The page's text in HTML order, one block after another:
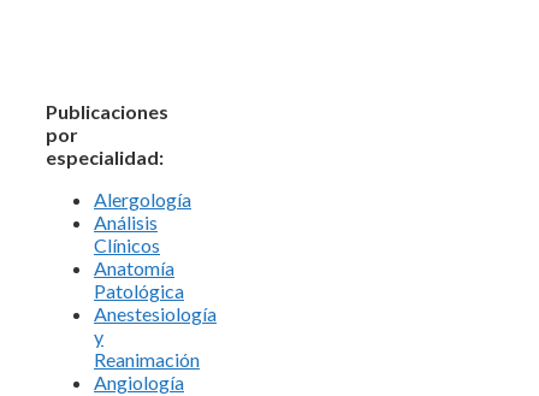
Publicaciones
por
especialidad:
Alergología
Análisis
Clínicos
Anatomía
Patológica
Anestesiología
y
Reanimación
Angiología